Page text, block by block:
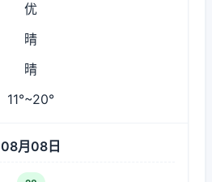
优
晴
晴
11°~20°
08月08日